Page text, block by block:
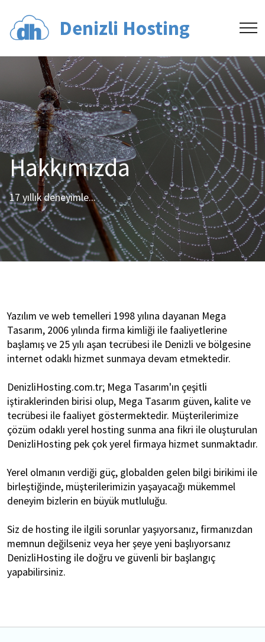
Denizli Hosting
Hakkımızda
17 yıllık deneyimle...
Yazılım ve web temelleri 1998 yılına dayanan Mega
Tasarım, 2006 yılında firma kimliği ile faaliyetlerine
başlamış ve 25 yılı aşan tecrübesi ile Denizli ve bölgesine
internet odaklı hizmet sunmaya devam etmektedir.
DenizliHosting.com.tr; Mega Tasarım'ın çeşitli
iştiraklerinden birisi olup, Mega Tasarım güven, kalite ve
tecrübesi ile faaliyet göstermektedir. Müşterilerimize
çözüm odaklı yerel hosting sunma ana fikri ile oluşturulan
DenizliHosting pek çok yerel firmaya hizmet sunmaktadır.
Yerel olmanın verdiği güç, globalden gelen bilgi birikimi ile
birleştiğinde, müşterilerimizin yaşayacağı mükemmel
deneyim bizlerin en büyük mutluluğu.
Siz de hosting ile ilgili sorunlar yaşıyorsanız, firmanızdan
memnun değilseniz veya her şeye yeni başlıyorsanız
DenizliHosting ile doğru ve güvenli bir başlangıç
yapabilirsiniz.